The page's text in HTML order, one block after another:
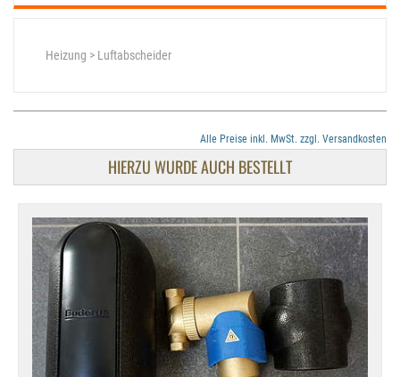
Heizung > Luftabscheider
Alle Preise inkl. MwSt. zzgl. Versandkosten
HIERZU WURDE AUCH BESTELLT